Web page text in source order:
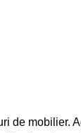
de mobilier.